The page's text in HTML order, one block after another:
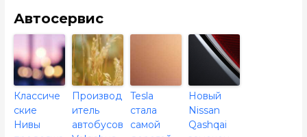
Автосервис
Классиче
ские
Нивы
Производ
итель
автобусов
Tesla
стала
самой
Новый
Nissan
Qashqai